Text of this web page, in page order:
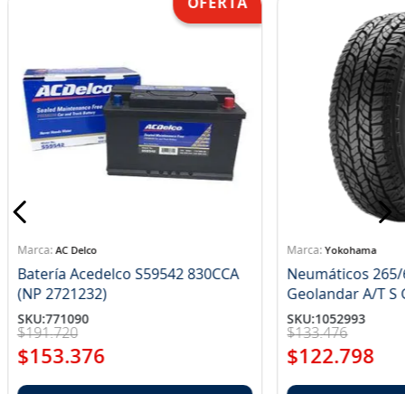
AC Delco
Batería Acedelco S59542 830CCA
(NP 2721232)
SKU:771090
$191.720
$153.376
Yokohama
Neumáticos 265/
SKU:1052993
$133.476
$122.798